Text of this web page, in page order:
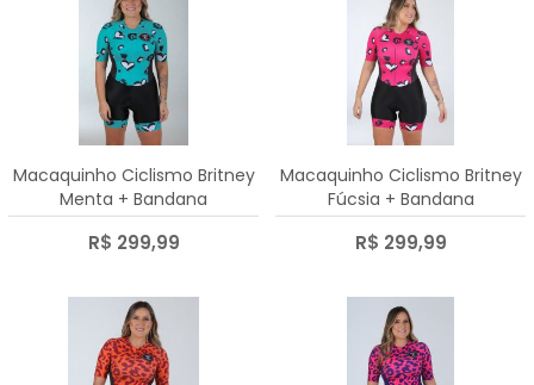
Macaquinho Ciclismo Britney
Menta + Bandana
R$ 299,99
Macaquinho Ciclismo Britney
Fúcsia + Bandana
R$ 299,99